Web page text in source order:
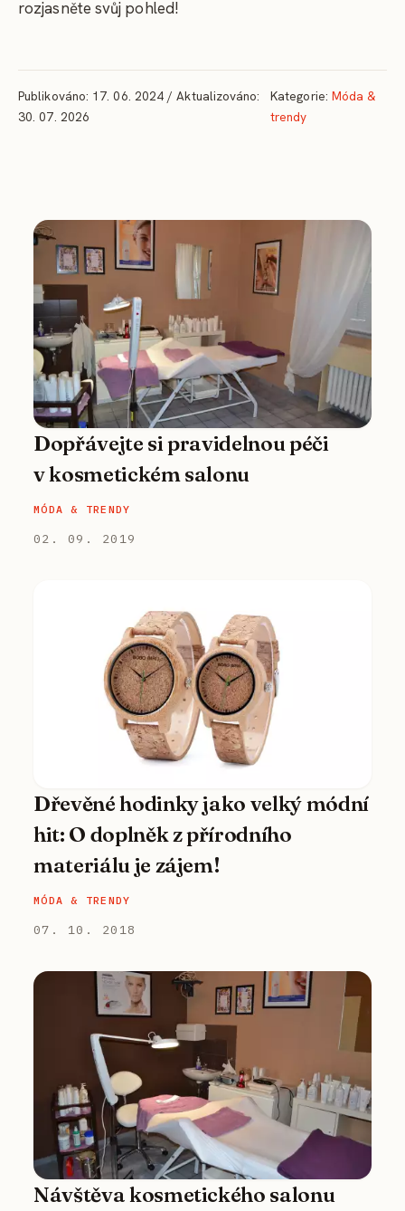
rozjasněte svůj pohled!
Publikováno: 17. 06. 2024 / Aktualizováno:
30. 07. 2026
Kategorie: Móda &
trendy
Dopřávejte si pravidelnou péči
v kosmetickém salonu
MÓDA & TRENDY
02. 09. 2019
Dřevěné hodinky jako velký módní
hit: O doplněk z přírodního
materiálu je zájem!
MÓDA & TRENDY
07. 10. 2018
Návštěva kosmetického salonu